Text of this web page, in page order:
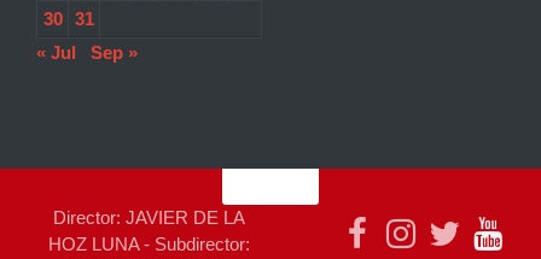
30
31
« Jul
Sep »
Director: JAVIER DE LA
HOZ LUNA - Subdirector: